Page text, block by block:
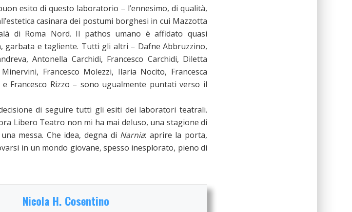
esito di questo laboratorio – l’ennesimo, di qualità,
casinara dei postumi borghesi in cui Mazzotta
di Roma Nord. Il pathos umano è affidato quasi
garbata e tagliente. Tutti gli altri – Dafne Abbruzzino,
Antonella Carchidi, Francesco Carchidi, Diletta
Francesco Molezzi, Ilaria Nocito, Francesca
Francesco Rizzo – sono ugualmente puntati verso il
di seguire tutti gli esiti dei laboratori teatrali.
Libero Teatro non mi ha mai deluso, una stagione di
messa. Che idea, degna di Narnia: aprire la porta,
in un mondo giovane, spesso inesplorato, pieno di
Nicola H. Cosentino